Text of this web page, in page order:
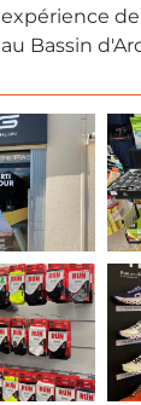
expérience
au Bassin